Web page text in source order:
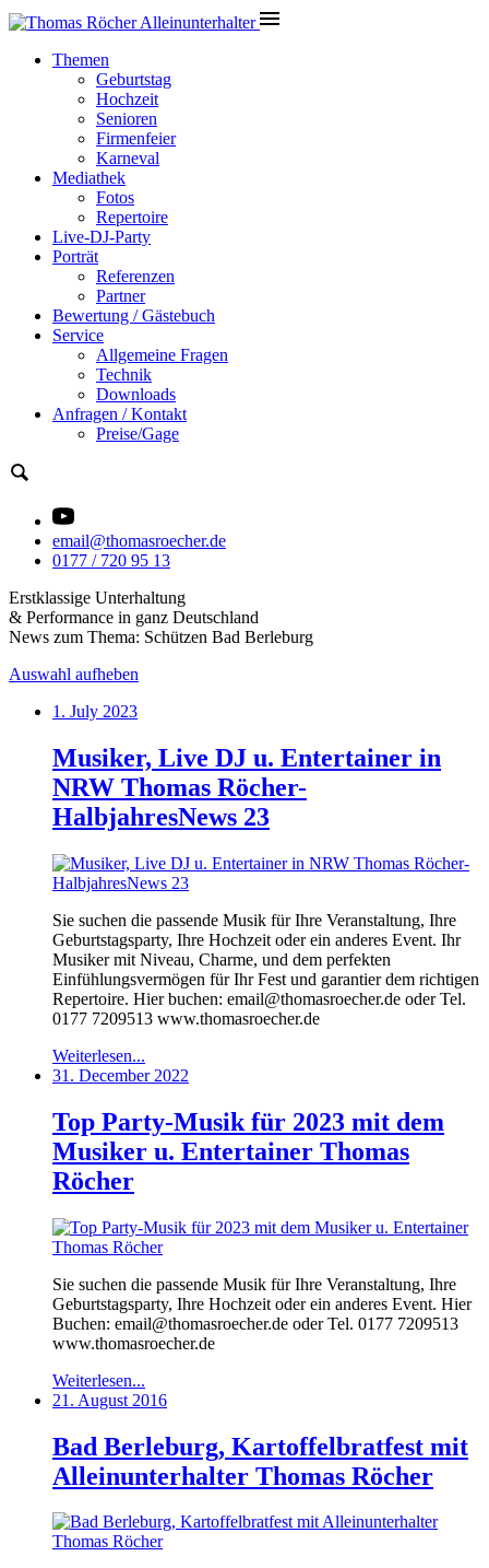
Themen
Geburtstag
Hochzeit
Senioren
Firmenfeier
Karneval
Mediathek
Fotos
Repertoire
Live-DJ-Party
Porträt
Referenzen
Partner
Bewertung / Gästebuch
Service
Allgemeine Fragen
Technik
Downloads
Anfragen / Kontakt
Preise/Gage
email@thomasroecher.de
0177 / 720 95 13
Erstklassige Unterhaltung
& Performance in ganz Deutschland
News zum Thema: Schützen Bad Berleburg
Auswahl aufheben
1. July 2023
Musiker, Live DJ u. Entertainer in
NRW Thomas Röcher-
HalbjahresNews 23
Sie suchen die passende Musik für Ihre Veranstaltung, Ihre
Geburtstagsparty, Ihre Hochzeit oder ein anderes Event. Ihr
Musiker mit Niveau, Charme, und dem perfekten
Einfühlungsvermögen für Ihr Fest und garantier dem richtigen
Repertoire. Hier buchen: email@thomasroecher.de oder Tel.
0177 7209513 www.thomasroecher.de
Weiterlesen...
31. December 2022
Top Party-Musik für 2023 mit dem
Musiker u. Entertainer Thomas
Röcher
Sie suchen die passende Musik für Ihre Veranstaltung, Ihre
Geburtstagsparty, Ihre Hochzeit oder ein anderes Event. Hier
Buchen: email@thomasroecher.de oder Tel. 0177 7209513
www.thomasroecher.de
Weiterlesen...
21. August 2016
Bad Berleburg, Kartoffelbratfest mit
Alleinunterhalter Thomas Röcher